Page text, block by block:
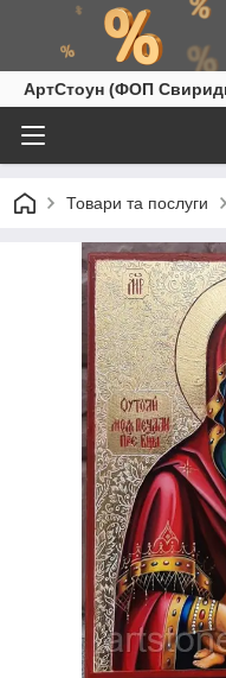
АртСтоун (ФОП
Товари та послуги